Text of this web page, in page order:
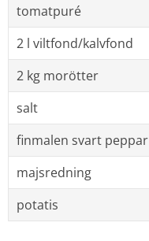
tomatpuré
2 l viltfond/kalvfond
2 kg morötter
salt
finmalen svart peppar
majsredning
potatis